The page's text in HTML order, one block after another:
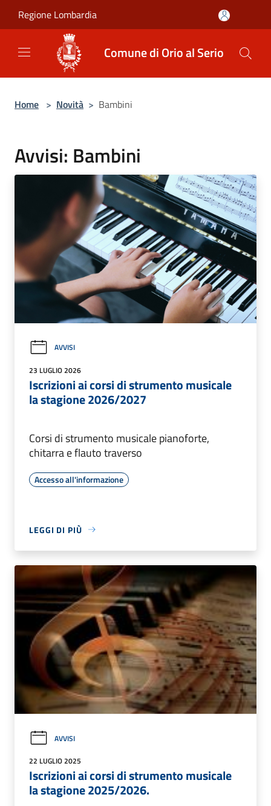
Regione Lombardia
Comune di Orio al Serio
Home > Novità > Bambini
Avvisi: Bambini
AVVISI
23 LUGLIO 2026
Iscrizioni ai corsi di strumento musicale
la stagione 2026/2027
Corsi di strumento musicale pianoforte,
chitarra e flauto traverso
Accesso all'informazione
LEGGI DI PIÙ
AVVISI
22 LUGLIO 2025
Iscrizioni ai corsi di strumento musicale
la stagione 2025/2026.